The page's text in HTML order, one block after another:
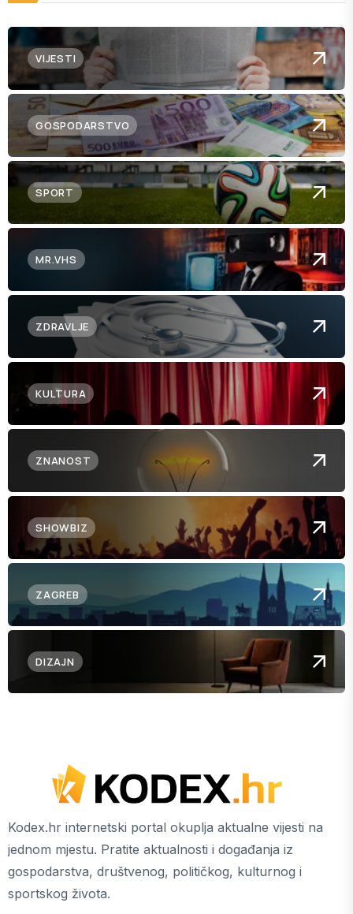
VIJESTI
GOSPODARSTVO
SPORT
MR.VHS
ZDRAVLJE
KULTURA
ZNANOST
SHOWBIZ
ZAGREB
DIZAJN
Kodex.hr internetski portal okuplja aktualne vijesti na
jednom mjestu. Pratite aktualnosti i događanja iz
gospodarstva, društvenog, političkog, kulturnog i
sportskog života.